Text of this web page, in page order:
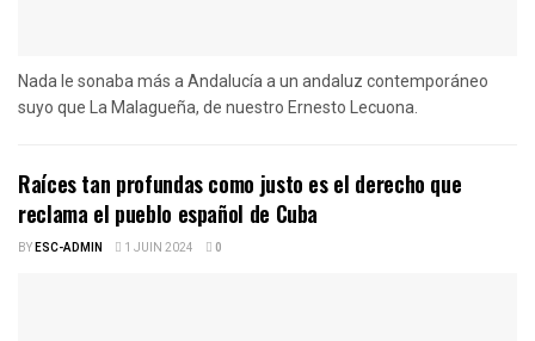
Nada le sonaba más a Andalucía a un andaluz contemporáneo
suyo que La Malagueña, de nuestro Ernesto Lecuona.
Raíces tan profundas como justo es el derecho que
reclama el pueblo español de Cuba
BYESC-ADMIN 1 JUIN 2024 0